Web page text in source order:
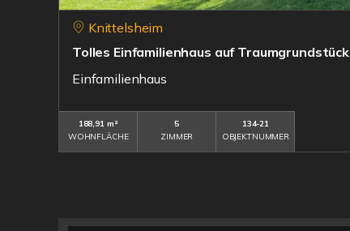
Knittelsheim
Tolles Einfamilienhaus auf Traumgrundstück
Einfamilienhaus
188,91 m²
WOHNFLÄCHE
5
ZIMMER
134-21
OBJEKTNUMMER